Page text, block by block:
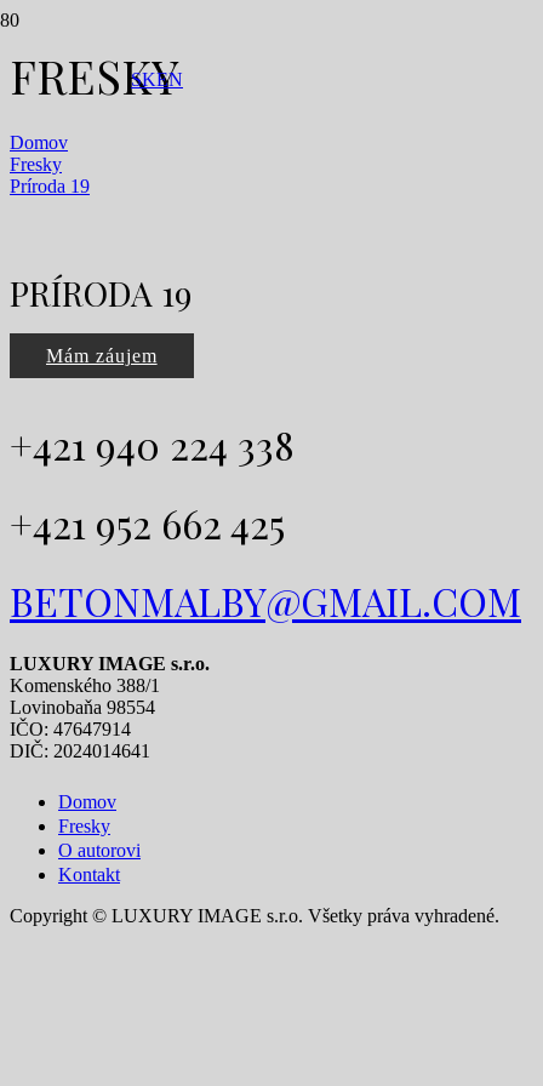
SKEN
FRESKY
Domov
Fresky
Príroda 19
PRÍRODA 19
Mám záujem
+421 940 224 338
+421 952 662 425
BETONMALBY@GMAIL.COM
LUXURY IMAGE s.r.o.
Komenského 388/1
Lovinobaňa 98554
IČO: 47647914
DIČ: 2024014641
Domov
Fresky
O autorovi
Kontakt
Copyright © LUXURY IMAGE s.r.o. Všetky práva vyhradené.